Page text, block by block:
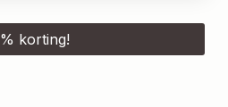
% korting!